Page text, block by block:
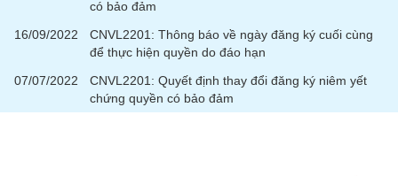
có bảo đảm
16/09/2022
CNVL2201: Thông báo về ngày đăng ký cuối cùng
để thực hiện quyền do đáo hạn
07/07/2022
CNVL2201: Quyết định thay đổi đăng ký niêm yết
chứng quyền có bảo đảm